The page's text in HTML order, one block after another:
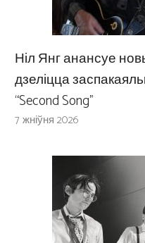
Ніл Янг анансуе
дзеліцца
“Second Song”
7 жніўня 2026